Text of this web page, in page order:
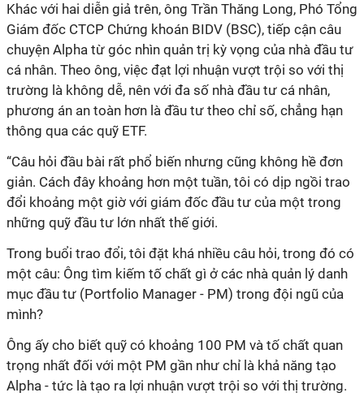
Khác với hai diễn giả trên, ông Trần Thăng Long, Phó Tổng
Giám đốc CTCP Chứng khoán BIDV (BSC), tiếp cận câu
chuyện Alpha từ góc nhìn quản trị kỳ vọng của nhà đầu tư
cá nhân. Theo ông, việc đạt lợi nhuận vượt trội so với thị
trường là không dễ, nên với đa số nhà đầu tư cá nhân,
phương án an toàn hơn là đầu tư theo chỉ số, chẳng hạn
thông qua các quỹ ETF.
“Câu hỏi đầu bài rất phổ biến nhưng cũng không hề đơn
giản. Cách đây khoảng hơn một tuần, tôi có dịp ngồi trao
đổi khoảng một giờ với giám đốc đầu tư của một trong
những quỹ đầu tư lớn nhất thế giới.
Trong buổi trao đổi, tôi đặt khá nhiều câu hỏi, trong đó có
một câu: Ông tìm kiếm tố chất gì ở các nhà quản lý danh
mục đầu tư (Portfolio Manager - PM) trong đội ngũ của
mình?
Ông ấy cho biết quỹ có khoảng 100 PM và tố chất quan
trọng nhất đối với một PM gần như chỉ là khả năng tạo
Alpha - tức là tạo ra lợi nhuận vượt trội so với thị trường.